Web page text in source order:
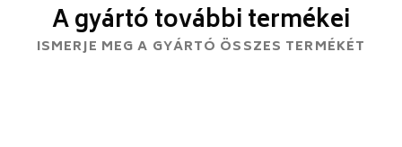
A gyártó további termékei
ISMERJE MEG A GYÁRTÓ ÖSSZES TERMÉKÉT